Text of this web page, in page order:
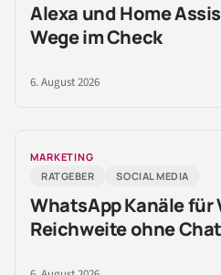
Alexa und Home
Wege im Check
6. August 2026
MARKETING
RATGEBER
SOCIAL MEDIA
WhatsApp Kanäle für
Reichweite ohne